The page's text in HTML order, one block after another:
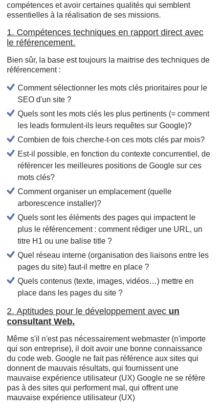
compétences et avoir certaines qualités qui semblent
essentielles à la réalisation de ses missions.
1. Compétences techniques en rapport direct avec
le référencement.
Bien sûr, la base est toujours la maitrise des techniques de
référencement :
Comment sélectionner les mots clés prioritaires pour le
SEO d'un site ?
Quels sont les mots clés les plus pertinents (= comment
les leads formulent-ils leurs requêtes sur Google)?
Combien de fois cherche-t-on ces mots clés par mois?
Est-il possible, en fonction du contexte concurrentiel, de
référencer les meilleures positions de Google sur ces
mots clés?
Comment organiser un emplacement (quelle
arborescence installer)?
Quels sont les éléments des pages qui impactent le
plus le référencement : comment rédiger une URL, un
titre H1 ou une balise title ?
Quel réseau interne (organisation des liaisons entre les
pages du site) faut-il mettre en place ?
Quels contenus (texte, images, vidéos…) mettre en
place dans les pages du site ?
2. Aptitudes pour le développement avec un
consultant Web.
Même s'il n'est pas nécessairement webmaster (n'importe
qui son entreprise), il doit avoir une bonne connaissance
du code web. Google ne fait pas référence aux sites qui
donnent de mauvais résultats, qui fournissent une
mauvaise expérience utilisateur (UX) Google ne se réfère
pas à des sites qui performent mal, qui offrent une
mauvaise expérience utilisateur (UX)